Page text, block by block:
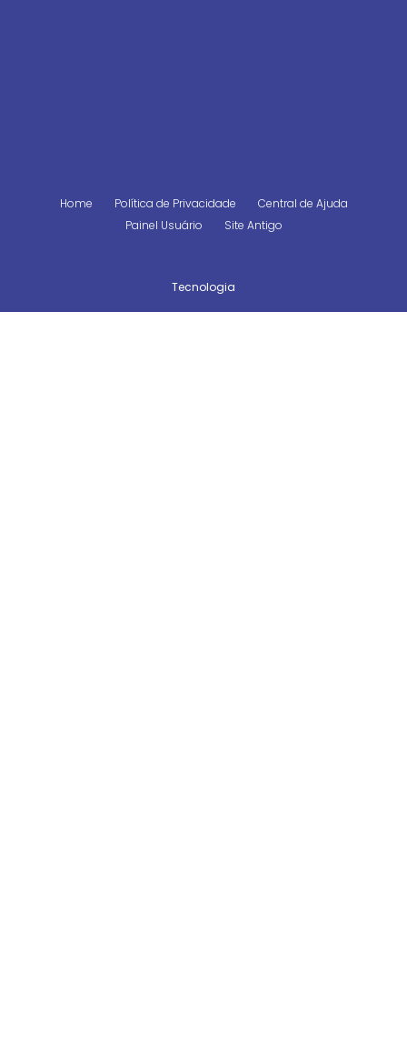
Home Política de Privacidade
Central de Ajuda
Painel Usuário
Site Antigo
Tecnologia